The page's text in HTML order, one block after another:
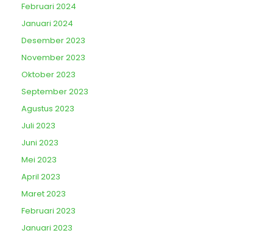
Februari 2024
Januari 2024
Desember 2023
November 2023
Oktober 2023
September 2023
Agustus 2023
Juli 2023
Juni 2023
Mei 2023
April 2023
Maret 2023
Februari 2023
Januari 2023